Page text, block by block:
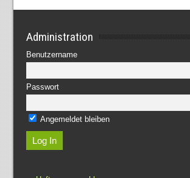
Administration
Benutzername
Passwort
Angemeldet bleiben